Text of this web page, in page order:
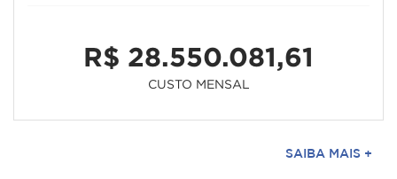
R$ 28.550.081,61
CUSTO MENSAL
SAIBA MAIS +